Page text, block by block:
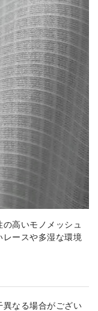
高いモノメッシュ
ースや多湿な環境
なる場合がござい